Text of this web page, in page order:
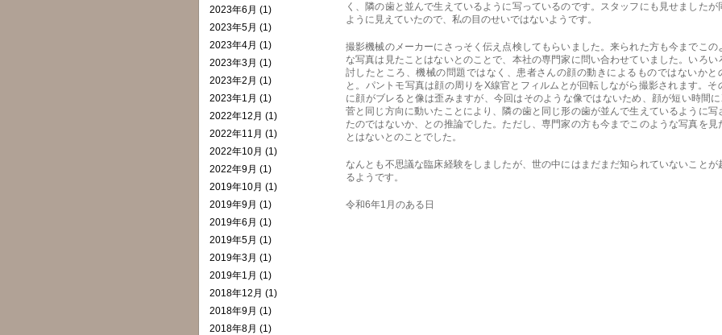
く、隣の歯と並んで生えているように写っているのです。スタッフにも見せましたが
ように見えていたので、私の目のせいではないようです。
撮影機械のメーカーにさっそく伝え点検してもらいました。来られた方も今までこの
な写真は見たことはないとのことで、本社の専門家に問い合わせていました。いろい
討したところ、機械の問題ではなく、患者さんの顔の動きによるものではないかと
と。パントモ写真は顔の周りをX線官とフィルムとが回転しながら撮影されます。そ
に顔がブレると像は歪みますが、今回はそのような像ではないため、顔が短い時間
菅と同じ方向に動いたことにより、隣の歯と同じ形の歯が並んで生えているように写
たのではないか、との推論でした。ただし、専門家の方も今までこのような写真を見
とはないとのことでした。
なんとも不思議な臨床経験をしましたが、世の中にはまだまだ知られていないことが
るようです。
令和6年1月のある日
2023年6月 (1)
2023年5月 (1)
2023年4月 (1)
2023年3月 (1)
2023年2月 (1)
2023年1月 (1)
2022年12月 (1)
2022年11月 (1)
2022年10月 (1)
2022年9月 (1)
2019年10月 (1)
2019年9月 (1)
2019年6月 (1)
2019年5月 (1)
2019年3月 (1)
2019年1月 (1)
2018年12月 (1)
2018年9月 (1)
2018年8月 (1)